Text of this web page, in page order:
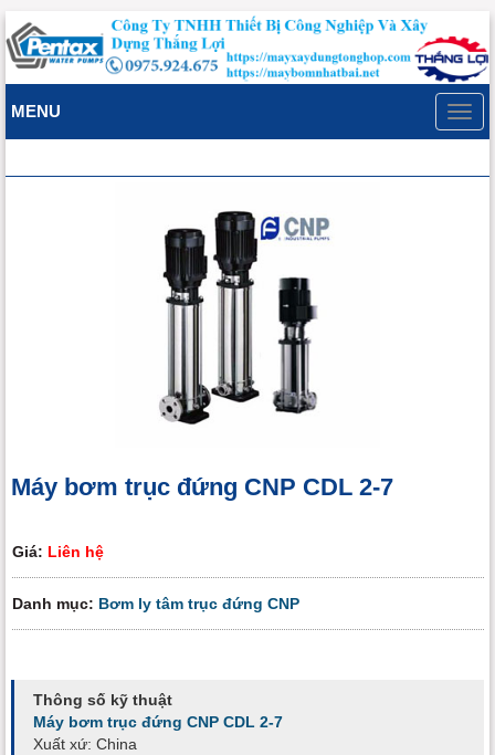
MENU
Máy bơm trục đứng CNP CDL 2-7
Giá: Liên hệ
Danh mục: Bơm ly tâm trục đứng CNP
Thông số kỹ thuật
Máy bơm trục đứng CNP CDL 2-7
Xuất xứ: China